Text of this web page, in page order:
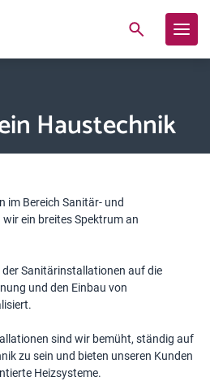
Haustechnik
im Bereich Sanitär- und
ein breites Spektrum an
Sanitärinstallationen auf die
und den Einbau von
sind wir bemüht, ständig auf
zu sein und bieten unseren Kunden
Heizsysteme.